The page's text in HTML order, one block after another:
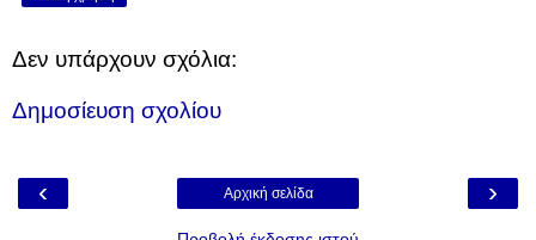
Δεν υπάρχουν σχόλια:
Δημοσίευση σχολίου
‹ ›
Αρχική σελίδα